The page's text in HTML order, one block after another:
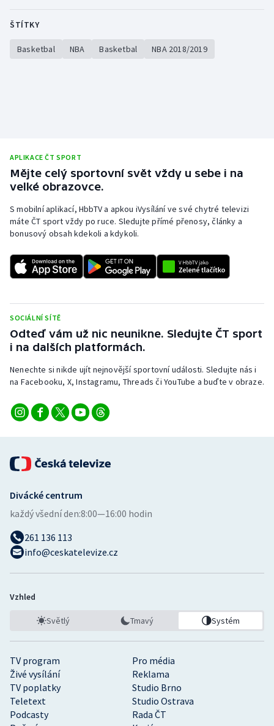
ŠTÍTKY
Basketbal NBA Basketbal NBA 2018/2019
APLIKACE ČT SPORT
Mějte celý sportovní svět vždy u sebe i na
velké obrazovce.
S mobilní aplikací, HbbTV a apkou iVysílání ve své chytré televizi
máte ČT sport vždy po ruce. Sledujte přímé přenosy, články a
bonusový obsah kdekoli a kdykoli.
SOCIÁLNÍ SÍTĚ
Odteď vám už nic neunikne. Sledujte ČT sport
i na dalších platformách.
Nenechte si nikde ujít nejnovější sportovní události. Sledujte nás i
na Facebooku, X, Instagramu, Threads či YouTube a buďte v obraze.
TV program
Pro média
Živé vysílání
Reklama
TV poplatky
Studio Brno
Teletext
Studio Ostrava
Podcasty
Rada ČT
Divácké centrum
každý všední den:8:00—16:00 hodin
261 136 113
info@ceskatelevize.cz
Vzhled
Světlý Tmavý Systém